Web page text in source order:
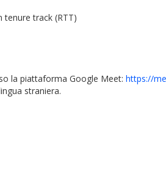
track (RTT)
la piattaforma Google Meet: https://
straniera.